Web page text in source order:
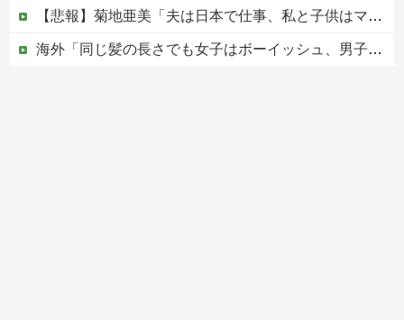
【悲報】菊地亜美「夫は日本で仕事、私と子供はマレーシア、夫は毎月会いに来る」←これどう思う？
海外「同じ髪の長さでも女子はボーイッシュ、男子は女っぽい扱いになる」呼び名が逆転する境界線あるある…？